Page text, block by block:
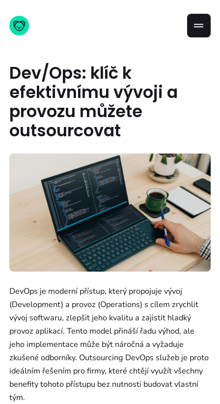
Dev/Ops: klíč k
efektivnímu vývoji a
provozu můžete
outsourcovat
DevOps je moderní přístup, který propojuje vývoj
(Development) a provoz (Operations) s cílem zrychlit
vývoj softwaru, zlepšit jeho kvalitu a zajistit hladký
provoz aplikací. Tento model přináší řadu výhod, ale
jeho implementace může být náročná a vyžaduje
zkušené odborníky. Outsourcing DevOps služeb je proto
ideálním řešením pro firmy, které chtějí využít všechny
benefity tohoto přístupu bez nutnosti budovat vlastní
tým.